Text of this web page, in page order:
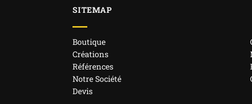
SITEMAP
Boutique
Créations
Références
Notre Société
Devis